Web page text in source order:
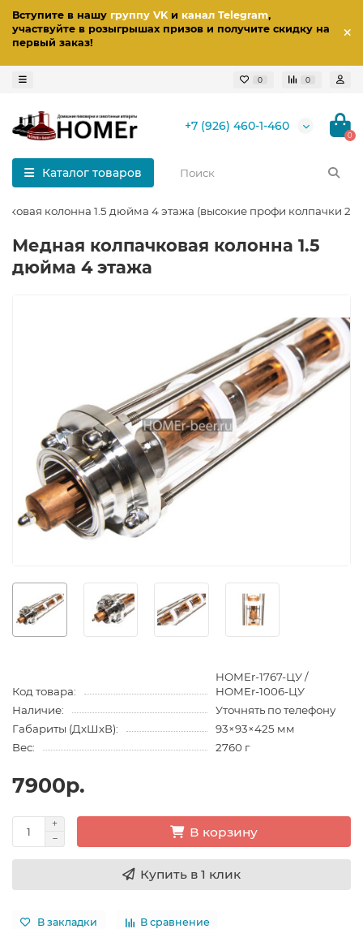
Вступите в нашу группу VKи канал Telegram,
участвуйте в розыгрышах призов и получите скидку на
первый заказ!
0 0
+7 (926) 460-1-460
0
Каталог товаров
колонна 1.5 дюйма 4 этажа (высокие профи колпачки 2 в
Медная колпачковая колонна 1.5
дюйма 4 этажа
Код товара:
HOMEr-1767-ЦУ /
HOMEr-1006-ЦУ
Наличие:
Уточнять по телефону
Габариты (ДхШхВ):
93×93×425 мм
Вес:
2760 г
7900р.
В корзину
Купить в 1 клик
В закладки В сравнение